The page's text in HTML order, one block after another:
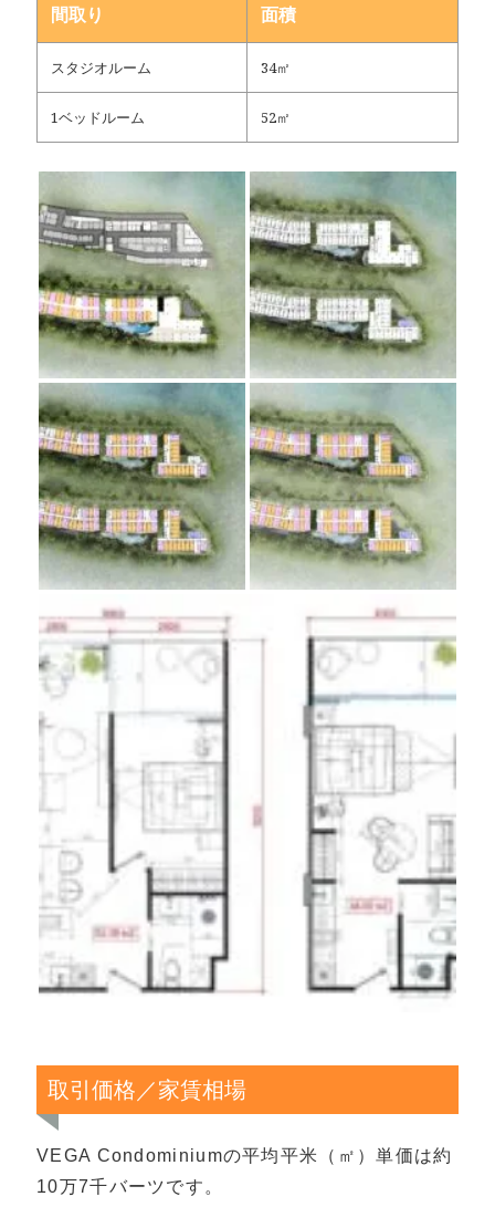
間取り 面積
スタジオルーム 34㎡
1ベッドルーム 52㎡
取引価格／家賃相場
VEGA Condominiumの平均平米（㎡）単価は約
10万7千バーツです。